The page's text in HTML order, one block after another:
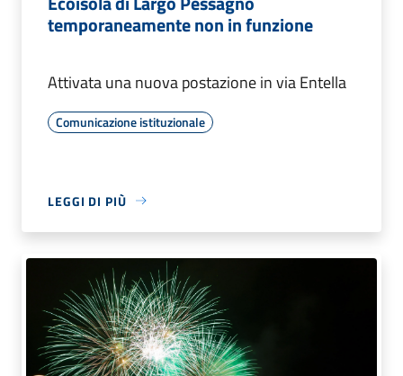
temporaneamente non in funzione
Attivata una nuova postazione in via Entella
Comunicazione istituzionale
LEGGI DI PIÙ